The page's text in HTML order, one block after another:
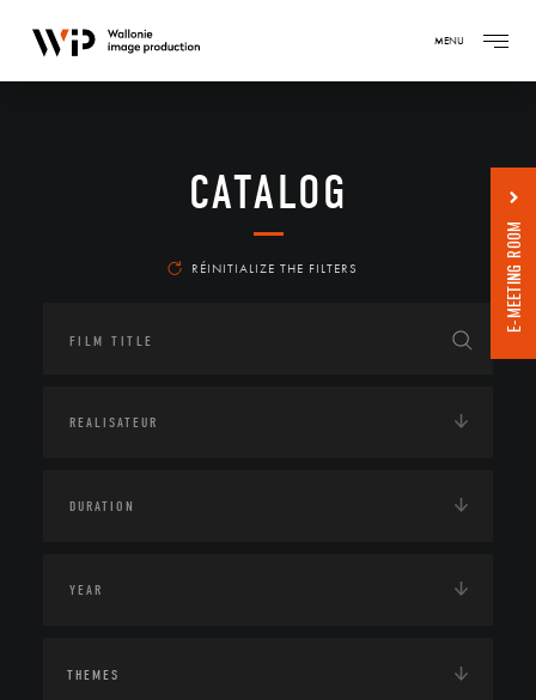
MENU
CATALOG
RÉINITIALIZE THE FILTERS
THEMES
E-MEETING ROOM